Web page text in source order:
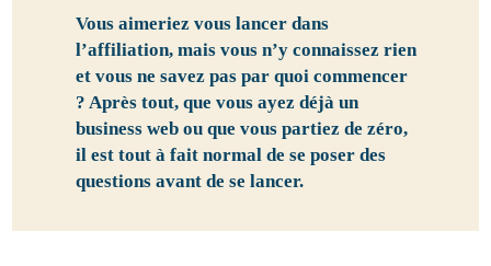
Vous aimeriez vous lancer dans
l’affiliation, mais vous n’y connaissez rien
et vous ne savez pas par quoi commencer
? Après tout, que vous ayez déjà un
business web ou que vous partiez de zéro,
il est tout à fait normal de se poser des
questions avant de se lancer.